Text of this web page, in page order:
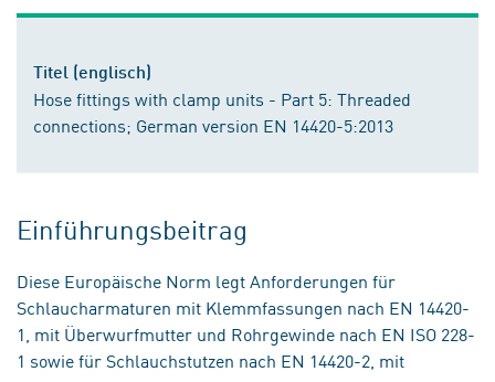
Titel (englisch)
Hose fittings with clamp units - Part 5: Threaded
connections; German version EN 14420-5:2013
Einführungsbeitrag
Diese Europäische Norm legt Anforderungen für
Schlaucharmaturen mit Klemmfassungen nach EN 14420-
1, mit Überwurfmutter und Rohrgewinde nach EN ISO 228-
1 sowie für Schlauchstutzen nach EN 14420-2, mit